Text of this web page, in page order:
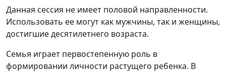
Данная сессия не имеет половой направленности.
Использовать ее могут как мужчины, так и женщины,
достигшие десятилетнего возраста.
Семья играет первостепенную роль в
формировании личности растущего ребенка. В